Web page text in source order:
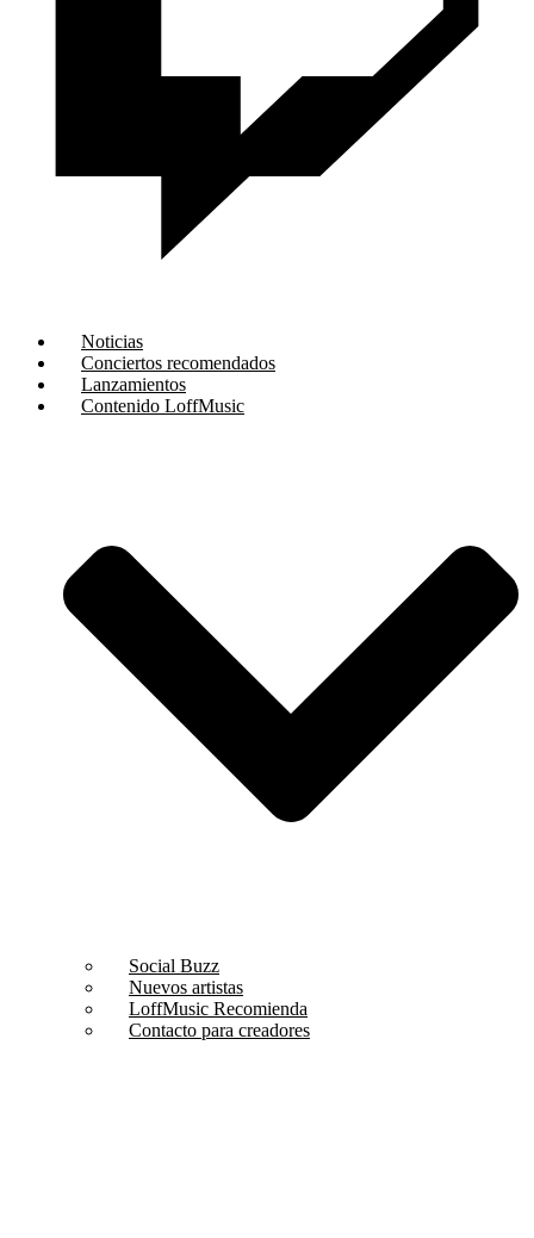
Noticias
Conciertos recomendados
Lanzamientos
Contenido LoffMusic
Social Buzz
Nuevos artistas
LoffMusic Recomienda
Contacto para creadores